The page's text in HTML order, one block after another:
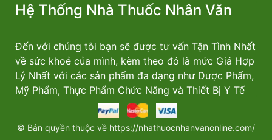
Hệ Thống Nhà Thuốc Nhân Văn
Đến với chúng tôi bạn sẽ được tư vấn Tận Tình Nhất
về sức khoẻ của mình, kèm theo đó là mức Giá Hợp
Lý Nhất với các sản phẩm đa dạng như Dược Phẩm,
Mỹ Phẩm, Thực Phẩm Chức Năng và Thiết Bị Y Tế
© Bản quyền thuộc về https://nhathuocnhanvanonline.com/